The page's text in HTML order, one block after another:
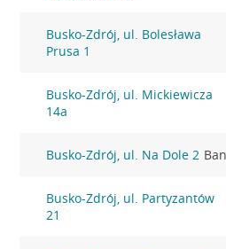
Busko-Zdrój, ul. Bolesława
Prusa 1
Busko-Zdrój, ul. Mickiewicza
14a
Busko-Zdrój, ul. Na Dole 2
Busko-Zdrój, ul. Partyzantów
21